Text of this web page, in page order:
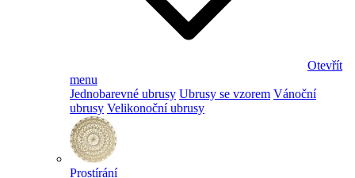
Otevřít
menu
Jednobarevné ubrusy Ubrusy se vzorem Vánoční
ubrusy Velikonoční ubrusy
Prostírání